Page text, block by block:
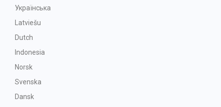
Українська
Latviešu
Dutch
Indonesia
Norsk
Svenska
Dansk